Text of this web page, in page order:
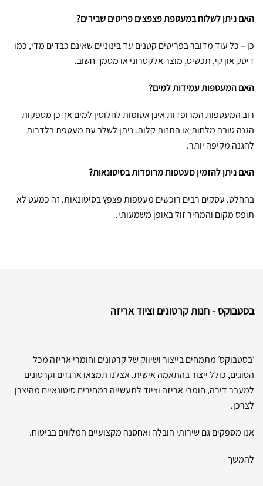
האם ניתן לשלוח במעטפת פצפצים פריטים שבירים?
כן – כל עוד מדובר בפריטים קטנים עד בינוניים שאינם כבדים מדי, כמו
דיסק און קי, תכשיט, מוצר אלקטרוני או מסמך חשוב.
האם המעטפות עמידות למים?
רוב המעטפות המרופדות אינן אטומות לחלוטין למים אך כן מספקות
הגנה טובה מלחות או התזות קלות. ניתן לשלב עם מעטפת בלדרות
להגנה מקיפה יותר.
האם ניתן להזמין מעטפות מרופדות בסיטונאות?
בהחלט. עסקים רבים רוכשים מעטפות פצפץ בסיטונאות. זה כמעט לא
תופס מקום והמחיר זול באופן משמעותי.
בסטבוקס - חנות קרטונים וציוד אריזה
׳בסטבוקס׳ מתמחים בייצור ושיווק של קרטונים וחומרי אריזה מכל
הסוגים, כולל ייצור בהתאמה אישית. אצלנו תמצאו ארגזים וקרטונים
למעבר דירה, חומרי אריזה וציוד לתעשייה במחירים סיטונאיים מהיצרן
לצרכן.
אנו מספקים גם שירותי הובלה ואחסנה מקצועיים המלווים בביטוח.
להמשך